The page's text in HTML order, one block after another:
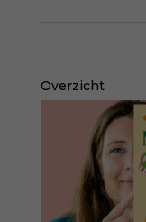
Overzicht